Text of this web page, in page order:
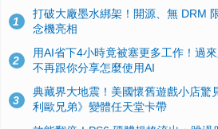
1
打破大廠墨水綁架！開源、無 DRM
念機亮相
2
用AI省下4小時竟被塞更多工作！過
不再跟你分享怎麼使用AI
3
典藏界大地震！美國懷舊遊戲小店驚
利歐兄弟》變體任天堂卡帶